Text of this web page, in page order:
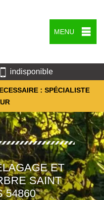
MENU
indisponible
: SPÉCIALISTE
ET
SAINT
54860